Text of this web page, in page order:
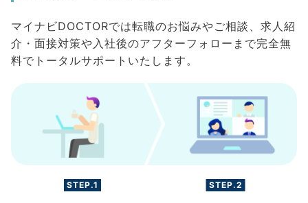
マイナビDOCTORでは転職のお悩みやご相談、求人紹
介・面接対策や入社後のアフターフォローまで完全無
料でトータルサポートいたします。
STEP.1 STEP.2